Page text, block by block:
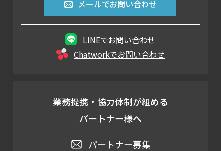
メールでお問い合わせ
LINEでお問い合わせ
Chatworkでお問い合わせ
業務提携・協力体制が組める
パートナー様へ
パートナー募集